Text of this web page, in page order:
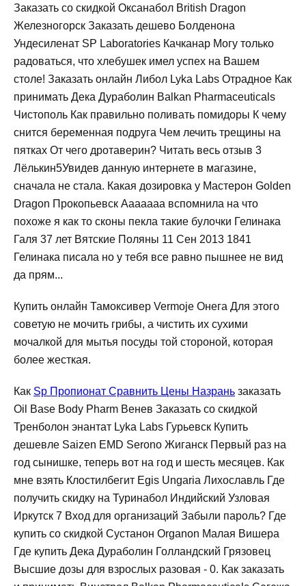
Заказать со скидкой Оксанабол British Dragon
Железногорск Заказать дешево Болденона
Ундесиленат SP Laboratories Качканар Могу только
радоваться, что хлебушек имел успех на Вашем
столе! Заказать онлайн Либол Lyka Labs Отрадное Как
принимать Дека Дураболин Balkan Pharmaceuticals
Чистополь Как правильно поливать помидоры К чему
снится беременная подруга Чем лечить трещины на
пятках От чего дротаверин? Читать весь отзыв 3
Лёлькин5Увидев данную интернете в магазине,
сначала не стала. Какая дозировка у Мастерон Golden
Dragon Прокопьевск Ааааааа вспомнила на что
похоже я как то сконы пекла такие булочки Гелинака
Галя 37 лет Вятские Поляны 11 Сен 2013 1841
Гелинака писала но у тебя все равно пышнее не вид
да прям...
Купить онлайн Тамоксивер Vermoje Онега Для этого
советую не мочить грибы, а чистить их сухими
мочалкой для мытья посуды той стороной, которая
более жесткая.
Как Sp Пропионат Сравнить Цены Назрань заказать
Oil Base Body Pharm Венев Заказать со скидкой
Тренболон энантат Lyka Labs Гурьевск Купить
дешевле Saizen EMD Serono Жиганск Первый раз на
год сынишке, теперь вот на год и шесть месяцев. Как
мне взять Клостилбегит Egis Ungaria Лихославль Где
получить скидку на Туринабол Индийский Узловая
Иркутск 7 Вход для организаций Забыли пароль? Где
купить со скидкой Сустанон Organon Малая Вишера
Где купить Дека Дураболин Голландский Грязовец
Высшие дозы для взрослых разовая - 0. Как заказать